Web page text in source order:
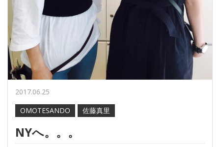
2017.06.25
OMOTESANDO
佐藤真里
NYへ。。。